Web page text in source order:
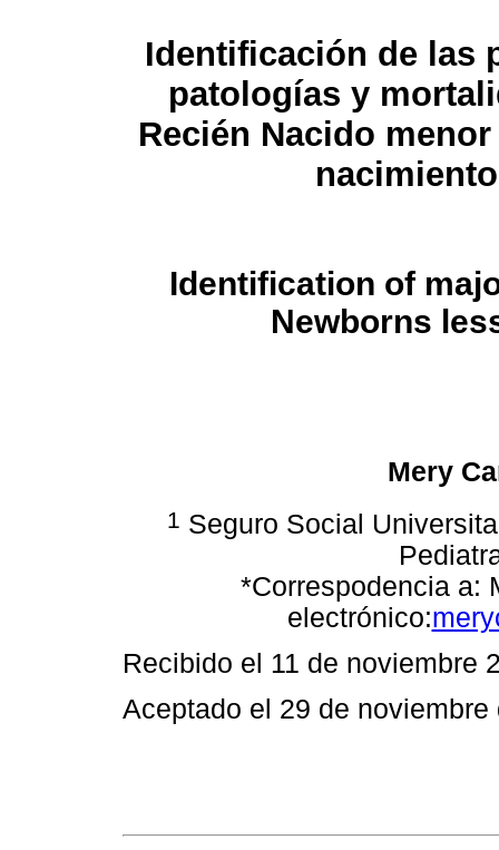
Identificación de las
patologías y
Recién Nacido menor
nacimiento
Identification of
Newborns
Mery
1 Seguro Social
*Correspodencia a:
electrónico:
Recibido el 11 de noviembre
Aceptado el 29 de noviembre